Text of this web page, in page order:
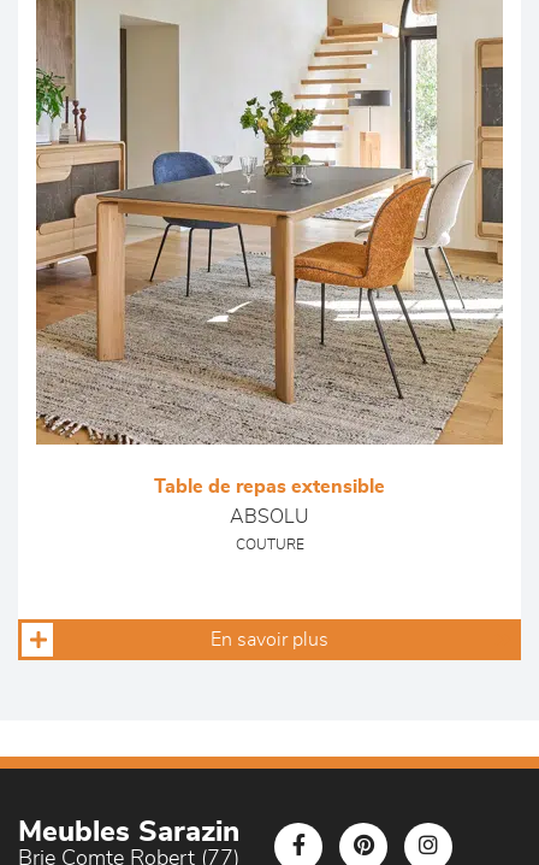
Table de repas extensible
ABSOLU
COUTURE
En savoir plus
Meubles Sarazin
Brie Comte Robert (77)